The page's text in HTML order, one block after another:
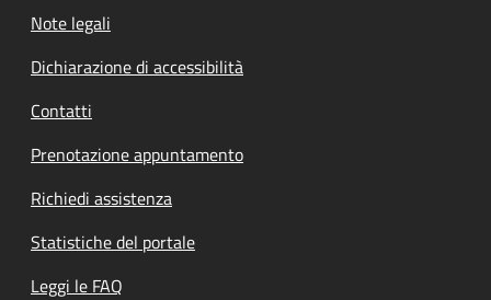
Note legali
Dichiarazione di accessibilità
Contatti
Prenotazione appuntamento
Richiedi assistenza
Statistiche del portale
Leggi le FAQ